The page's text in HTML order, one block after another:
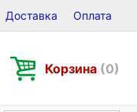
Доставка Оплата
Корзина (0)